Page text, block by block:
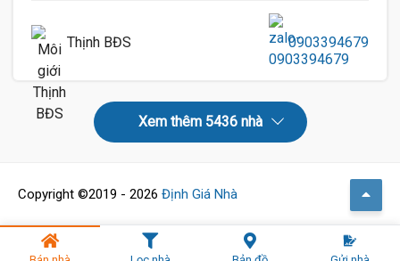
Thịnh BĐS 0903394679
Xem thêm 5436 nhà
Copyright ©2019 - 2026 Định Giá Nhà